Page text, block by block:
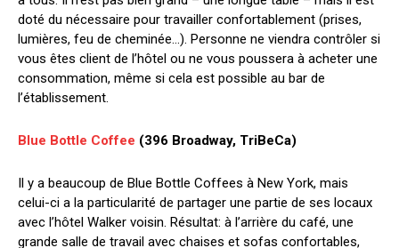
doté du nécessaire pour travailler confortablement (prises,
lumières, feu de cheminée…). Personne ne viendra contrôler si
vous êtes client de l’hôtel ou ne vous poussera à acheter une
consommation, même si cela est possible au bar de
l’établissement.
Blue Bottle Coffee (396 Broadway, TriBeCa)
Il y a beaucoup de Blue Bottle Coffees à New York, mais
celui-ci a la particularité de partager une partie de ses locaux
avec l’hôtel Walker voisin. Résultat: à l’arrière du café, une
grande salle de travail avec chaises et sofas confortables,